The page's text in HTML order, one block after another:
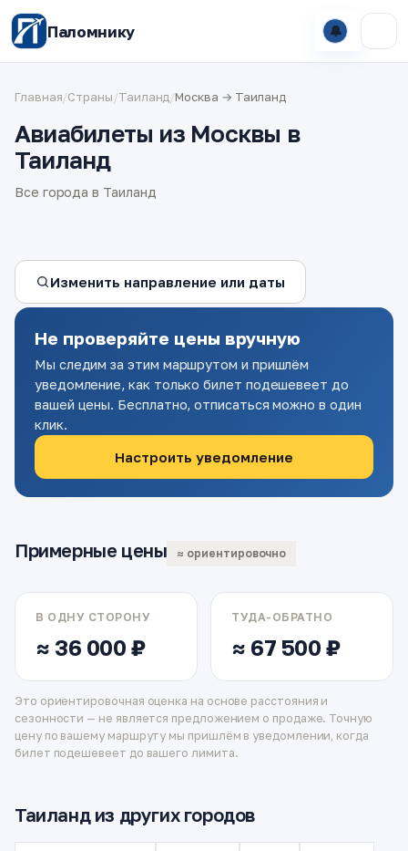
Паломнику 🔔
Главная/Страны/Таиланд/Москва → Таиланд
Авиабилеты из Москвы в
Таиланд
Все города в Таиланд
Изменить направление или даты
Не проверяйте цены вручную
Мы следим за этим маршрутом и пришлём
уведомление, как только билет подешевеет до
вашей цены. Бесплатно, отписаться можно в один
клик.
Настроить уведомление
Примерные цены ≈ ориентировочно
В ОДНУ СТОРОНУ
≈ 36 000 ₽
ТУДА-ОБРАТНО
≈ 67 500 ₽
Это ориентировочная оценка на основе расстояния и
сезонности — не является предложением о продаже. Точную
цену по вашему маршруту мы пришлём в уведомлении, когда
билет подешевеет до вашего лимита.
Таиланд из других городов